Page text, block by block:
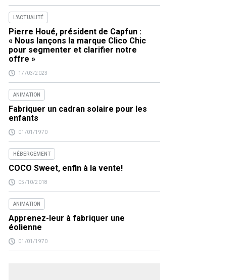
L'ACTUALITÉ
Pierre Houé, président de Capfun :
« Nous lançons la marque Clico Chic
pour segmenter et clarifier notre
offre »
17/03/2023
ANIMATION
Fabriquer un cadran solaire pour les
enfants
01/01/1970
HÉBERGEMENT
COCO Sweet, enfin à la vente!
05/10/2018
ANIMATION
Apprenez-leur à fabriquer une
éolienne
01/01/1970